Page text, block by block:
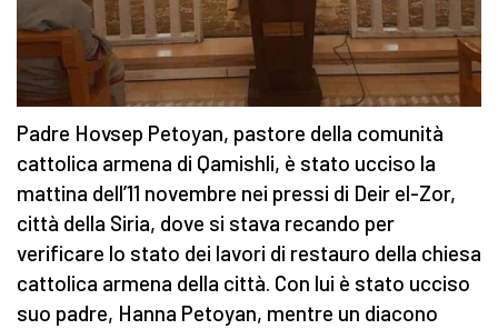
Padre Hovsep Petoyan, pastore della comunità
cattolica armena di Qamishli, è stato ucciso la
mattina dell’11 novembre nei pressi di Deir el-Zor,
città della Siria, dove si stava recando per
verificare lo stato dei lavori di restauro della chiesa
cattolica armena della città. Con lui è stato ucciso
suo padre, Hanna Petoyan, mentre un diacono